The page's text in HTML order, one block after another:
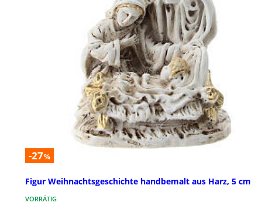
-27%
Figur Weihnachtsgeschichte handbemalt aus Harz, 5 cm
VORRÄTIG